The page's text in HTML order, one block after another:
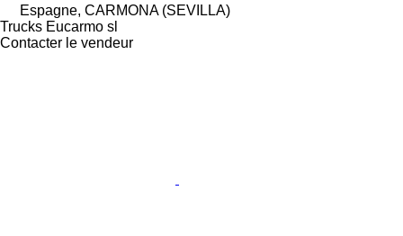
Espagne, CARMONA (SEVILLA)
Trucks Eucarmo sl
Contacter le vendeur